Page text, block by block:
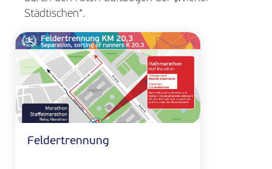
Städtischen“.
Feldertrennung